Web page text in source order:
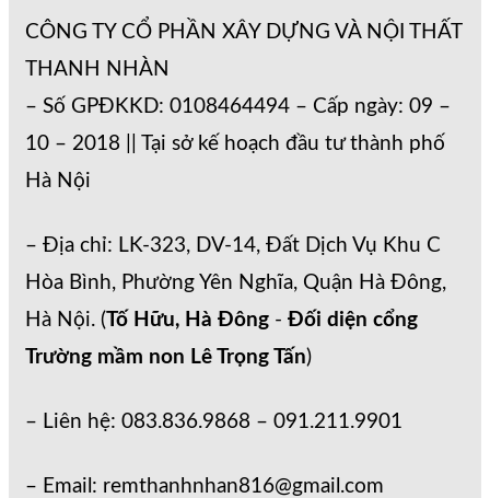
CÔNG TY CỔ PHẦN XÂY DỰNG VÀ NỘI THẤT
THANH NHÀN
– Số GPĐKKD: 0108464494 – Cấp ngày: 09 –
10 – 2018 || Tại sở kế hoạch đầu tư thành phố
Hà Nội
– Địa chỉ: LK-323, DV-14, Đất Dịch Vụ Khu C
Hòa Bình, Phường Yên Nghĩa, Quận Hà Đông,
Hà Nội. (Tố Hữu, Hà Đông - Đối diện cổng
Trường mầm non Lê Trọng Tấn)
– Liên hệ: 083.836.9868 – 091.211.9901
– Email: remthanhnhan816@gmail.com